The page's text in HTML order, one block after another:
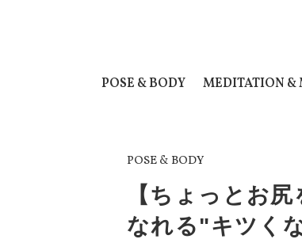
POSE & BODY MEDITATION &
POSE & BODY
【ちょっとお
なれる"キツく